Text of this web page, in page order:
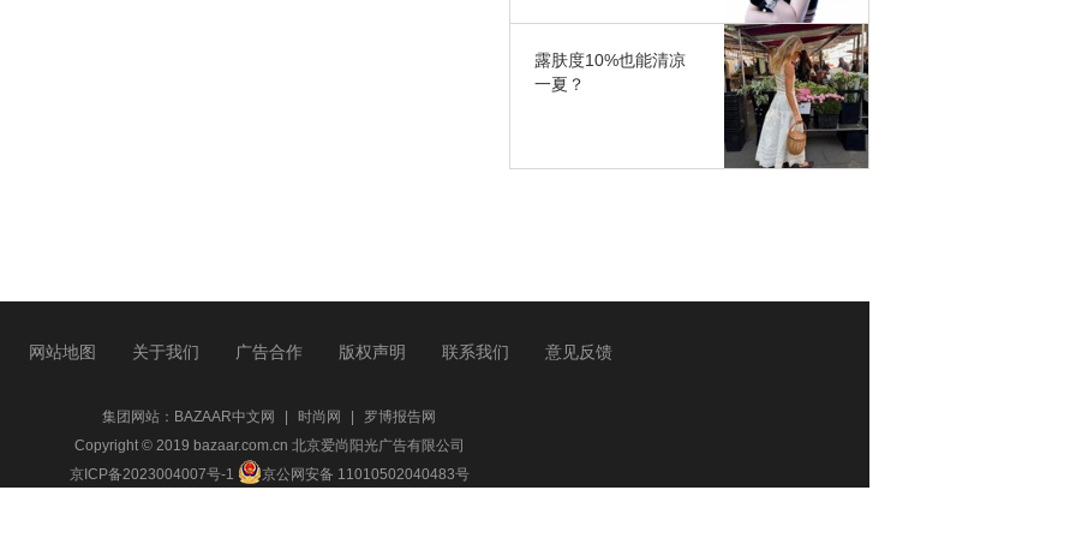
露肤度10%也能清凉
一夏？
网站地图 关于我们 广告合作 版权声明 联系我们 意见反馈
集团网站： BAZAAR中文网 时尚网
罗博报告网
Copyright © 2019 bazaar.com.cn 北京爱尚阳光广告有限公司
京ICP备2023004007号-1
京公网安备 11010502040483号